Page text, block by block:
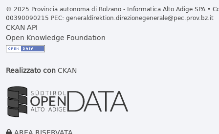
© 2025 Provincia autonoma di Bolzano - Informatica Alto Adige SPA •
00390090215 PEC: generaldirektion.direzionegenerale@pec.prov.bz.it
CKAN API
Open Knowledge Foundation
Realizzato conCKAN